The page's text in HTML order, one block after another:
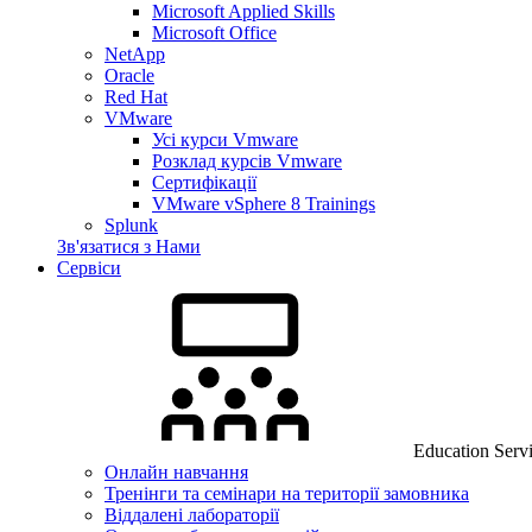
Microsoft Applied Skills
Microsoft Office
NetApp
Oracle
Red Hat
VMware
Усі курси Vmware
Розклад курсів Vmware
Сертифікації
VMware vSphere 8 Trainings
Splunk
Зв'язатися з Нами
Сервіси
Education
Онлайн навчання
Тренінги та семінари на території замовника
Віддалені лабораторії